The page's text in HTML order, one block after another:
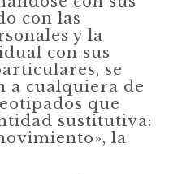
con las
y la
con sus
se
a cualquiera de
que
sustitutiva:
la